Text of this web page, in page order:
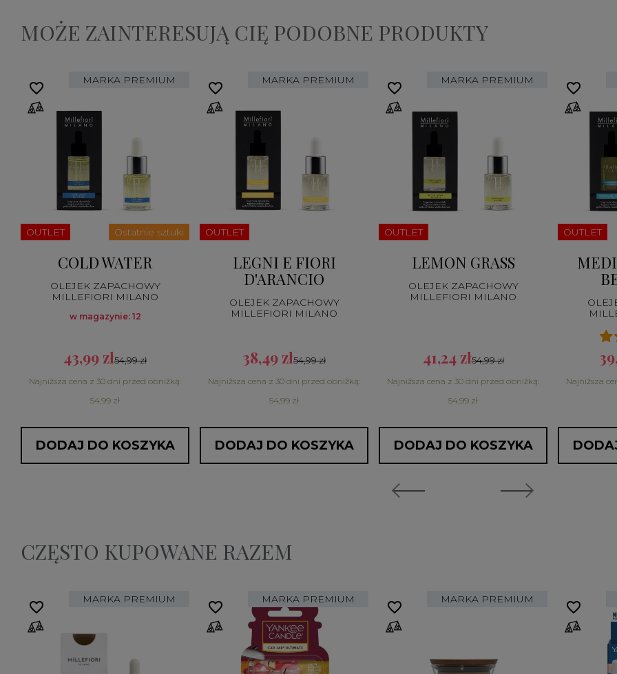
MOŻE ZAINTERESUJĄ CIĘ PODOBNE PRODUKTY
MARKA PREMIUM
OUTLET Ostatnie sztuki
COLD WATER
OLEJEK ZAPACHOWY
MILLEFIORI MILANO
w magazynie: 12
43,99 zł54,99 zł
Najniższa cena z 30 dni przed obniżką:
54,99 zł
DODAJ DO KOSZYKA
favorite_border MARKA PREMIUM
OUTLET
LEGNI E FIORI
D'ARANCIO
OLEJEK ZAPACHOWY
MILLEFIORI MILANO
38,49 zł54,99 zł
Najniższa cena z 30 dni przed obniżką:
54,99 zł
DODAJ DO KOSZYKA
favorite_border MARKA PREMIUM
OUTLET
LEMON GRASS
OLEJEK ZAPACHOWY
MILLEFIORI MILANO
41,24 zł54,99 zł
Najniższa cena z 30 dni przed obniżką:
54,99 zł
DODAJ DO KOSZYKA
favorite_border
OUTLET
Najniższa
favorite_border
CZĘSTO KUPOWANE RAZEM
MARKA PREMIUM
favorite_border MARKA PREMIUM
favorite_border MARKA PREMIUM
favorite_border favorite_border